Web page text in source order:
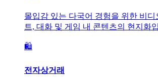
몰입감 있는 다국어 경험을 위한 비디
트, 대화 및 게임 내 콘텐츠의 현지화
🛍️
전자상거래